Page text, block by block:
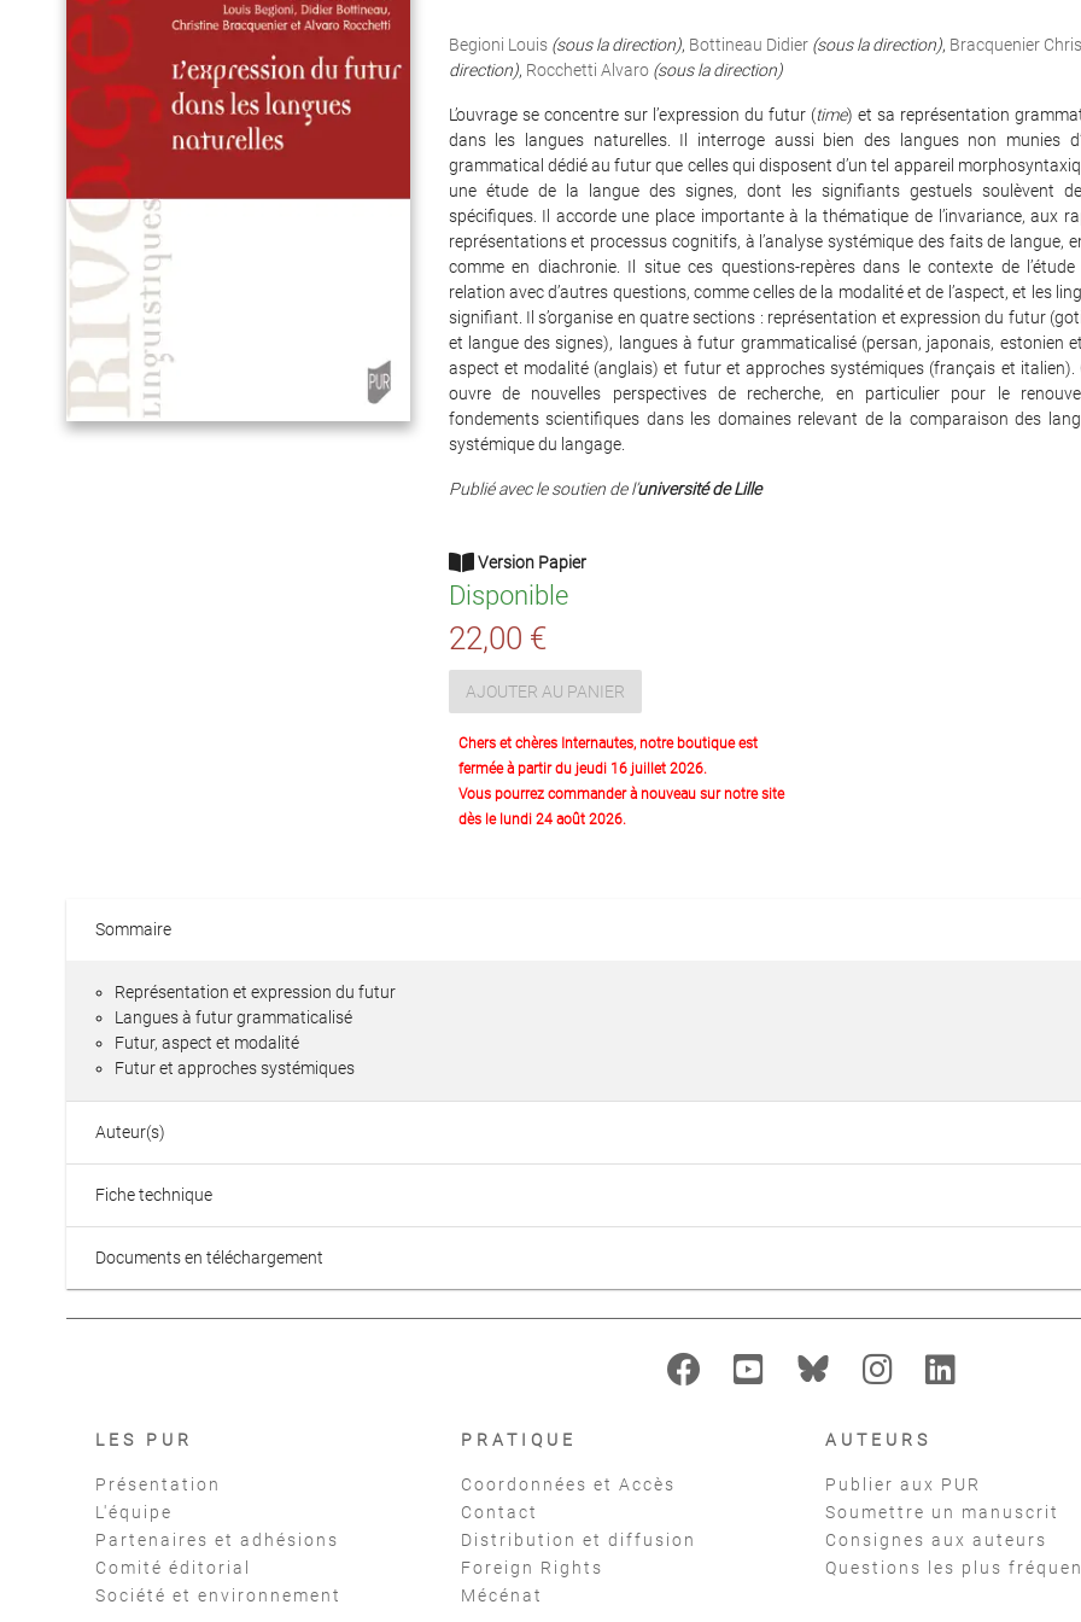
Begioni Louis (sous la direction), Bottineau Didier (sous la direction), Bracquenier
direction), Rocchetti Alvaro (sous la direction)
L’ouvrage se concentre sur l’expression du futur (time) et sa représentation
dans les langues naturelles. Il interroge aussi bien des langues non munies
grammatical dédié au futur que celles qui disposent d’un tel appareil
une étude de la langue des signes, dont les signifiants gestuels soulèvent
spécifiques. Il accorde une place importante à la thématique de l’invariance, aux
représentations et processus cognitifs, à l’analyse systémique des faits de langue,
comme en diachronie. Il situe ces questions-repères dans le contexte de
relation avec d’autres questions, comme celles de la modalité et de l’aspect, et les
signifiant. Il s’organise en quatre sections : représentation et expression du futur
et langue des signes), langues à futur grammaticalisé (persan, japonais, estonien
aspect et modalité (anglais) et futur et approches systémiques (français et italien).
ouvre de nouvelles perspectives de recherche, en particulier pour le
fondements scientifiques dans les domaines relevant de la comparaison des
systémique du langage.
Publié avec le soutien de l’université de Lille
Version Papier
Disponible
22,00 €
AJOUTER AU PANIER
Chers et chères Internautes, notre boutique est
fermée à partir du jeudi 16 juillet 2026.
Vous pourrez commander à nouveau sur notre site
dès le lundi 24 août 2026.
Sommaire
Représentation et expression du futur
Langues à futur grammaticalisé
Futur, aspect et modalité
Futur et approches systémiques
Auteur(s)
Fiche technique
Documents en téléchargement
LES PUR
Présentation
L'équipe
Partenaires et adhésions
Comité éditorial
Société et environnement
PRATIQUE
Coordonnées et Accès
Contact
Distribution et diffusion
Foreign Rights
Mécénat
AUTEURS
Publier aux PUR
Soumettre un manuscrit
Consignes aux auteurs
Questions les plus